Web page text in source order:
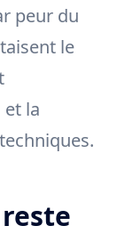
peur du
le
la